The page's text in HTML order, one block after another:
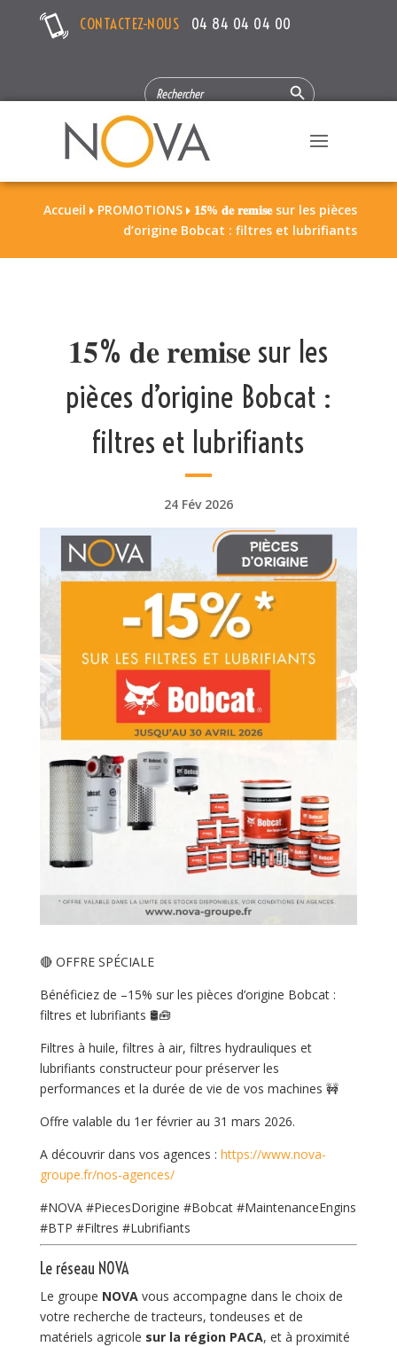
CONTACTEZ-NOUS 04 84 04 04 00
SEARCH
FOR:
Search Button
Accueil  PROMOTIONS  𝟏𝟓% 𝐝𝐞 𝐫𝐞𝐦𝐢𝐬𝐞 sur les pièces
d’origine Bobcat : filtres et lubrifiants
𝟏𝟓% 𝐝𝐞 𝐫𝐞𝐦𝐢𝐬𝐞 sur les
pièces d’origine Bobcat :
filtres et lubrifiants
24 Fév 2026
🔴 OFFRE SPÉCIALE
Bénéficiez de –15% sur les pièces d’origine Bobcat :
filtres et lubrifiants 🛢️🧰
Filtres à huile, filtres à air, filtres hydrauliques et
lubrifiants constructeur pour préserver les
performances et la durée de vie de vos machines 🚧
Offre valable du 1er février au 31 mars 2026.
A découvrir dans vos agences : https://www.nova-
groupe.fr/nos-agences/
#NOVA #PiecesDorigine #Bobcat #MaintenanceEngins
#BTP #Filtres #Lubrifiants
Le réseau NOVA
Le groupe NOVA vous accompagne dans le choix de
votre recherche de tracteurs, tondeuses et de
matériels agricole sur la région PACA, et à proximité